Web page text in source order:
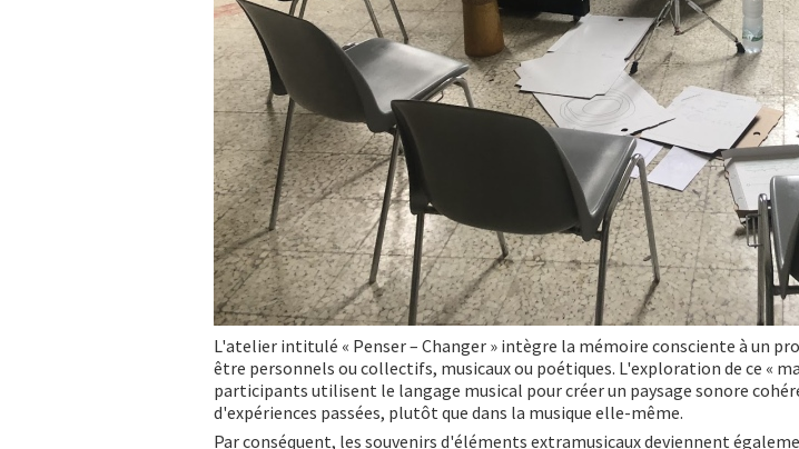
L'atelier intitulé « Penser – Changer » intègre la mémoire consciente à un
être personnels ou collectifs, musicaux ou poétiques. L'exploration de ce «
participants utilisent le langage musical pour créer un paysage sonore
d'expériences passées, plutôt que dans la musique elle-même.
Par conséquent, les souvenirs d'éléments extramusicaux deviennent